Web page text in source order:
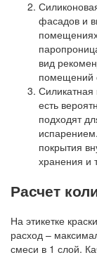
фасадов и
вид
помещений
Силикатная
есть
подходят
покрытия
хранения и
Расчет
На этикетке
расход –
смеси в 1 слой.